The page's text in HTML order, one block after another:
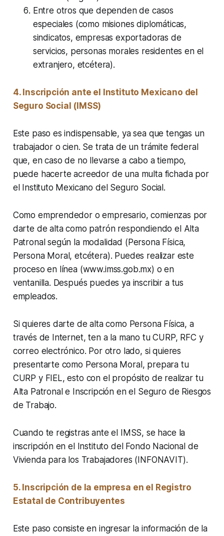
Entre otros que dependen de casos
especiales (como misiones diplomáticas,
sindicatos, empresas exportadoras de
servicios, personas morales residentes en el
extranjero, etcétera).
4. Inscripción ante el Instituto Mexicano del
Seguro Social (IMSS)
Este paso es indispensable, ya sea que tengas un
trabajador o cien. Se trata de un trámite federal
que, en caso de no llevarse a cabo a tiempo,
puede hacerte acreedor de una multa fichada por
el Instituto Mexicano del Seguro Social.
Como emprendedor o empresario, comienzas por
darte de alta como patrón respondiendo el Alta
Patronal según la modalidad (Persona Física,
Persona Moral, etcétera). Puedes realizar este
proceso en línea (www.imss.gob.mx) o en
ventanilla. Después puedes ya inscribir a tus
empleados.
Si quieres darte de alta como Persona Física, a
través de Internet, ten a la mano tu CURP, RFC y
correo electrónico. Por otro lado, si quieres
presentarte como Persona Moral, prepara tu
CURP y FIEL, esto con el propósito de realizar tu
Alta Patronal e Inscripción en el Seguro de Riesgos
de Trabajo.
Cuando te registras ante el IMSS, se hace la
inscripción en el Instituto del Fondo Nacional de
Vivienda para los Trabajadores (INFONAVIT).
5. Inscripción de la empresa en el Registro
Estatal de Contribuyentes
Este paso consiste en ingresar la información de la